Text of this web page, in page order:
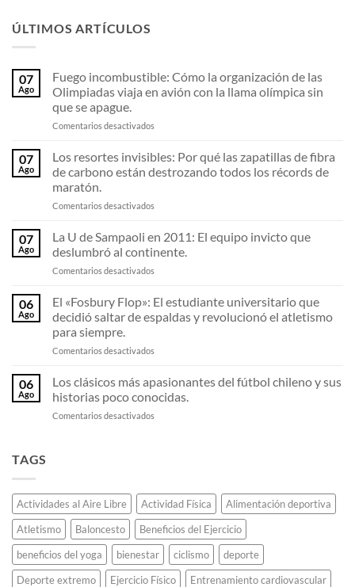
ÚLTIMOS ARTÍCULOS
07
Ago
Fuego incombustible: Cómo la organización de las
Olimpiadas viaja en avión con la llama olímpica sin
que se apague.
Comentarios desactivados
incombustible:
la
de
Olimpiadas
en
avión
la
llama
olímpica
que
apague.
07
Ago
Los resortes invisibles: Por qué las zapatillas de fibra
de carbono están destrozando todos los récords de
maratón.
Comentarios desactivados
resortes
Por
qué
zapatillas
fibra
carbono
destrozando
todos
récords
07
Ago
La U de Sampaoli en 2011: El equipo invicto que
deslumbró al continente.
Comentarios desactivados
U
Sampaoli
2011:
equipo
invicto
que
deslumbró
06
Ago
El «Fosbury Flop»: El estudiante universitario que
decidió saltar de espaldas y revolucionó el atletismo
para siempre.
Comentarios desactivados
«Fosbury
El
estudiante
espaldas
y
revolucionó
el
atletismo
para
siempre.
06
Ago
Los clásicos más apasionantes del fútbol chileno y sus
historias poco conocidas.
Comentarios desactivados
fútbol
chileno
y
sus
historias
poco
conocidas.
TAGS
Actividades al Aire Libre Actividad Física
Alimentación deportiva
Atletismo
Baloncesto
Beneficios del Ejercicio
beneficios del yoga
bienestar ciclismo
deporte
Deporte extremo
Ejercicio Físico
Entrenamiento cardiovascular